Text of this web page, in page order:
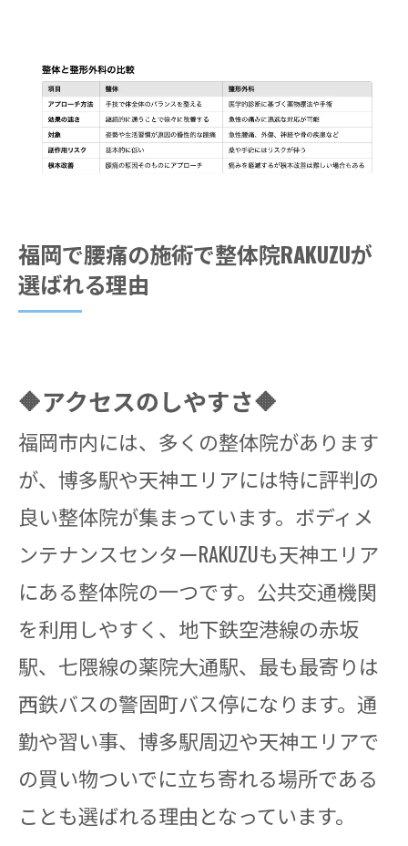
福岡で腰痛の施術で整体院RAKUZUが
選ばれる理由
🔶アクセスのしやすさ🔶
福岡市内には、多くの整体院があります
が、博多駅や天神エリアには特に評判の
良い整体院が集まっています。ボディメ
ンテナンスセンターRAKUZUも天神エリア
にある整体院の一つです。公共交通機関
を利用しやすく、地下鉄空港線の赤坂
駅、七隈線の薬院大通駅、最も最寄りは
西鉄バスの警固町バス停になります。通
勤や習い事、博多駅周辺や天神エリアで
の買い物ついでに立ち寄れる場所である
ことも選ばれる理由となっています。